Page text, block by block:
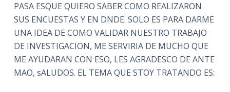
PASA ESQUE QUIERO SABER COMO REALIZARON
SUS ENCUESTAS Y EN DNDE. SOLO ES PARA DARME
UNA IDEA DE COMO VALIDAR NUESTRO TRABAJO
DE INVESTIGACION, ME SERVIRIA DE MUCHO QUE
ME AYUDARAN CON ESO, LES AGRADESCO DE ANTE
MAO, sALUDOS. EL TEMA QUE STOY TRATANDO ES: